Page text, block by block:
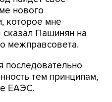
нового
которое мне
сказал Пашинян на
межправсовета.
последовательно
тем принципам,
ЕАЭС.